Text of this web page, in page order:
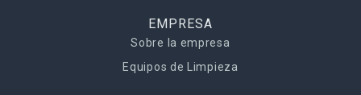
EMPRESA
Sobre la empresa
Equipos de Limpieza